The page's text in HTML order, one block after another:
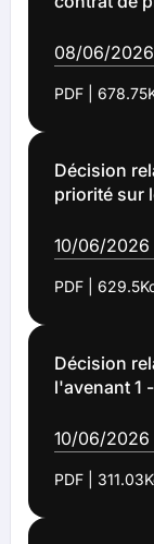
éducatif
cerveau de
juin 2026)
08/06/
PDF |
Décision
priorité sur
n° 383 p)
10/06/2026
PDF |
Décision
l'avenant 1
diverses
et le
public -
10/06/2026
PDF |